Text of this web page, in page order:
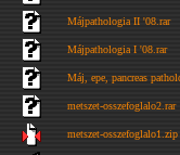
Májpathologia II '08.rar
Májpathologia I '08.rar
Máj, epe, pancreas
metszet-osszefoglalo2.rar
metszet-osszefoglalo1.zip